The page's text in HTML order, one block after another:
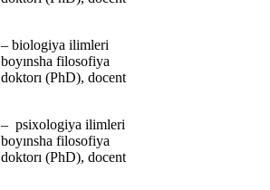
‒ biologiya ilimleri
boyınsha filosofiya
doktorı (PhD), docent
‒ psixologiya ilimleri
boyınsha filosofiya
doktorı (PhD), docent